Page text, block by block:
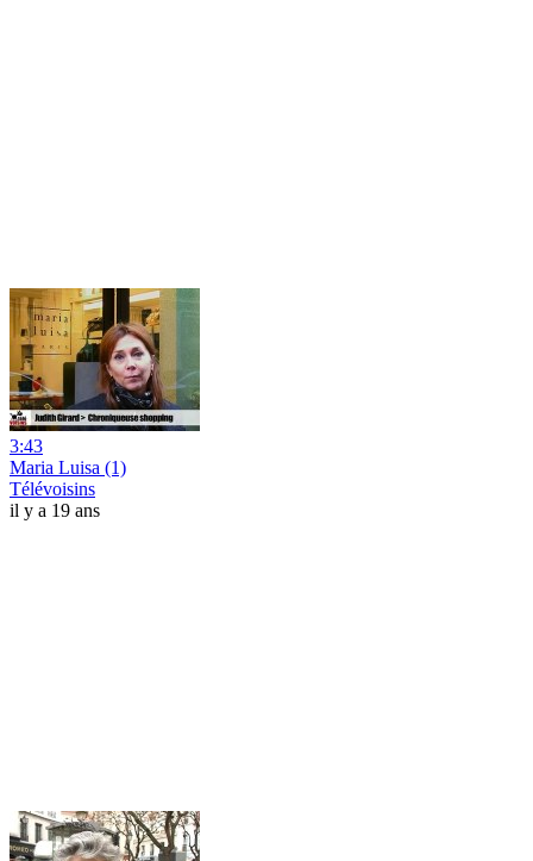
3:43
Maria Luisa (1)
Télévoisins
il y a 19 ans